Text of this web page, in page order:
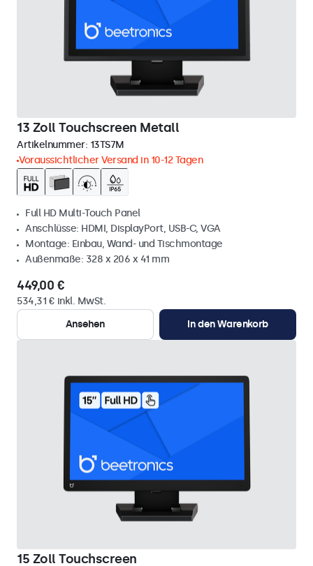
13 Zoll Touchscreen Metall
Artikelnummer: 13TS7M
Voraussichtlicher Versand in 10-12 Tagen
Full HD Multi-Touch Panel
Anschlüsse: HDMI, DisplayPort, USB-C, VGA
Montage: Einbau, Wand- und Tischmontage
Außenmaße: 328 x 206 x 41 mm
449,00 €
534,31 € inkl. MwSt.
Ansehen
In den Warenkorb
15 Zoll Touchscreen